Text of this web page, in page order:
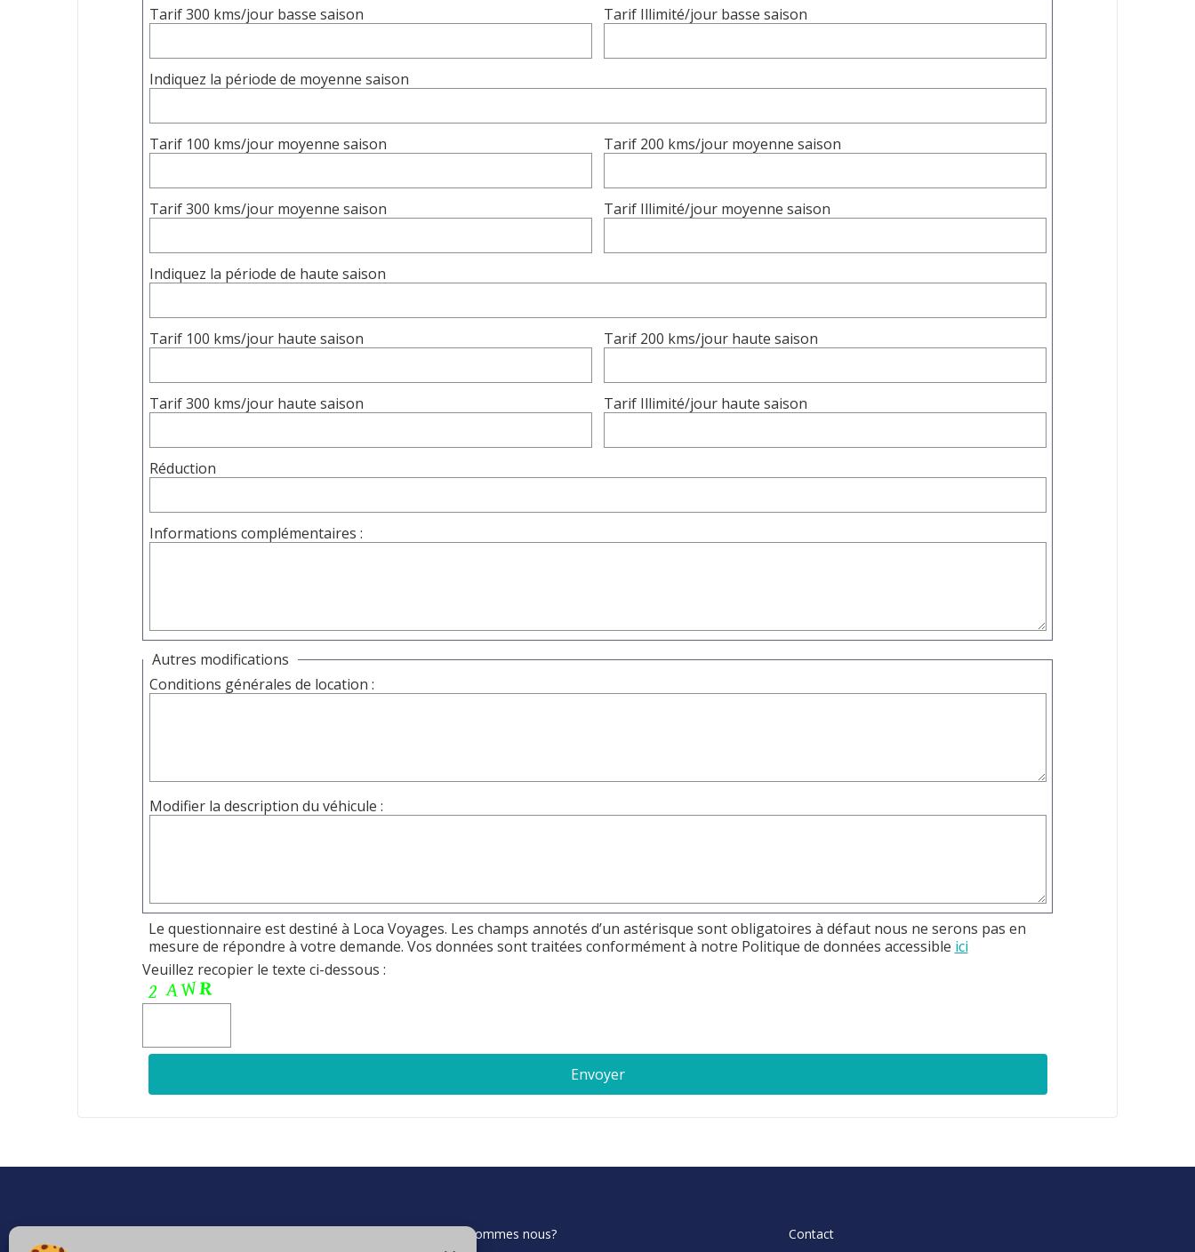
Tarif 300 kms/jour basse saison Tarif Illimité/jour basse saison
Indiquez la période de moyenne saison
Tarif 100 kms/jour moyenne saison Tarif 200 kms/jour moyenne saison
Tarif 300 kms/jour moyenne saison Tarif Illimité/jour moyenne saison
Indiquez la période de haute saison
Tarif 100 kms/jour haute saison Tarif 200 kms/jour haute saison
Tarif 300 kms/jour haute saison Tarif Illimité/jour haute saison
Réduction
Informations complémentaires :
Autres modifications
Conditions générales de location :
Modifier la description du véhicule :
Le questionnaire est destiné à Loca Voyages. Les champs annotés d’un astérisque sont obligatoires à défaut nous ne serons pas en
mesure de répondre à votre demande. Vos données sont traitées conformément à notre Politique de données accessible ici
Veuillez recopier le texte ci-dessous :
Qui sommes nous? Contact